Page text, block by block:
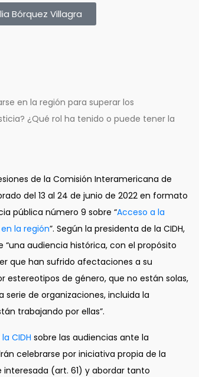
Bórquez Villagra
en la región para superar los
¿Qué rol ha tenido o puede tener la
de la Comisión Interamericana de
del 13 al 24 de junio de 2022 en formato
pública número 9 sobre “Acceso a la
la región”. Según la presidenta de la CIDH,
“una audiencia histórica, con el propósito
que han sufrido afectaciones a su
estereotipos de género, que no están solas,
de organizaciones, incluida la
trabajando por ellas”.
CIDH sobre las audiencias ante la
celebrarse por iniciativa propia de la
(art. 61) y abordar tanto